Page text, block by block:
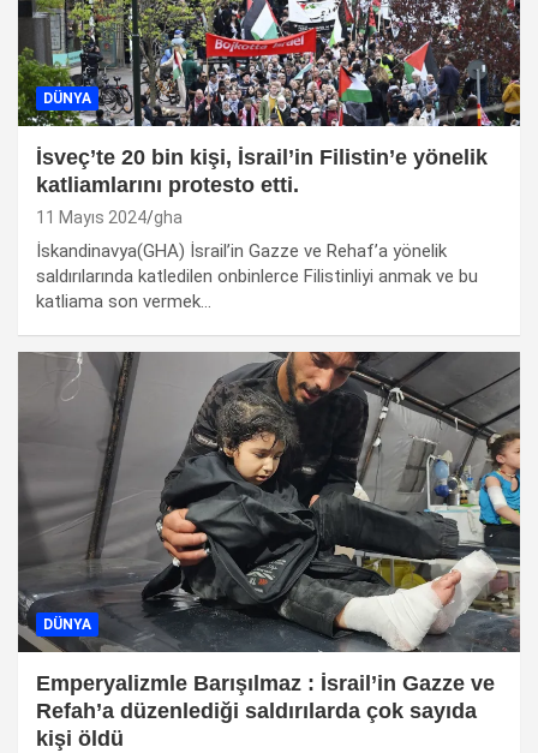
DÜNYA
İsveç’te 20 bin kişi, İsrail’in Filistin’e yönelik
katliamlarını protesto etti.
11 Mayıs 2024 gha
İskandinavya(GHA) İsrail’in Gazze ve Rehaf’a yönelik
saldırılarında katledilen onbinlerce Filistinliyi anmak ve bu
katliama son vermek…
DÜNYA
Emperyalizmle Barışılmaz : İsrail’in Gazze ve
Refah’a düzenlediği saldırılarda çok sayıda
kişi öldü